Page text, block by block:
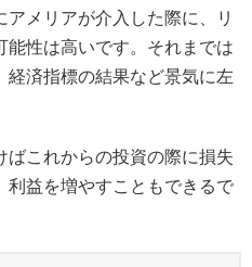
メリアが介入した際に、リ
能性は高いです。それまでは
経済指標の結果など景気に左
ばこれからの投資の際に損失
利益を増やすこともできるで